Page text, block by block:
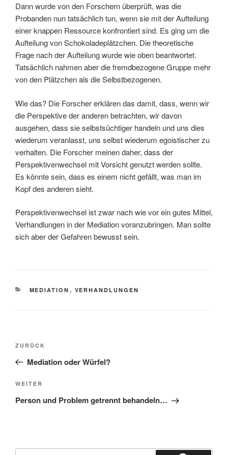
Dann wurde von den Forschern überprüft, was die
Probanden nun tatsächlich tun, wenn sie mit der Aufteilung
einer knappen Ressource konfrontiert sind. Es ging um die
Aufteilung von Schokoladeplätzchen. Die theoretische
Frage nach der Aufteilung wurde wie oben beantwortet.
Tatsächlich nahmen aber die fremdbezogene Gruppe mehr
von den Plätzchen als die Selbstbezogenen.
Wie das? Die Forscher erklären das damit, dass, wenn wir
die Perspektive der anderen betrachten, wir davon
ausgehen, dass sie selbstsüchtiger handeln und uns dies
wiederum veranlasst, uns selbst wiederum egoistischer zu
verhalten. Die Forscher meinen daher, dass der
Perspektivenwechsel mit Vorsicht genutzt werden sollte.
Es könnte sein, dass es einem nicht gefällt, was man im
Kopf des anderen sieht.
Perspektivenwechsel ist zwar nach wie vor ein gutes Mittel,
Verhandlungen in der Mediation voranzubringen. Man sollte
sich aber der Gefahren bewusst sein.
KATEGORIEN
MEDIATION , VERHANDLUNGEN
Beitragsnavigation
Vorheriger
Beitrag
ZURÜCK
Mediation oder Würfel?
Nächster
Beitrag
WEITER
Person und Problem getrennt behandeln…